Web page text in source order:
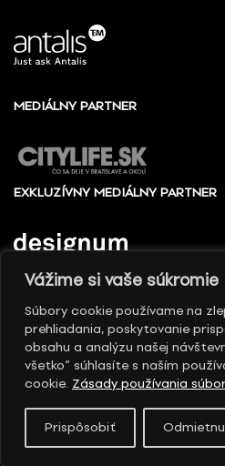
Vážime si vaše súkromie
Súbory cookie používame na
prehliadania, poskytovanie
obsahu a analýzu našej
všetko“ súhlasíte s naším
cookie. Zásady používania
Prispôsobiť
MEDIÁLNY PARTNER
EXKLUZÍVNY MEDIÁLNY PARTNER
© 2010 - 2026 Slovenské
práva vyhradené